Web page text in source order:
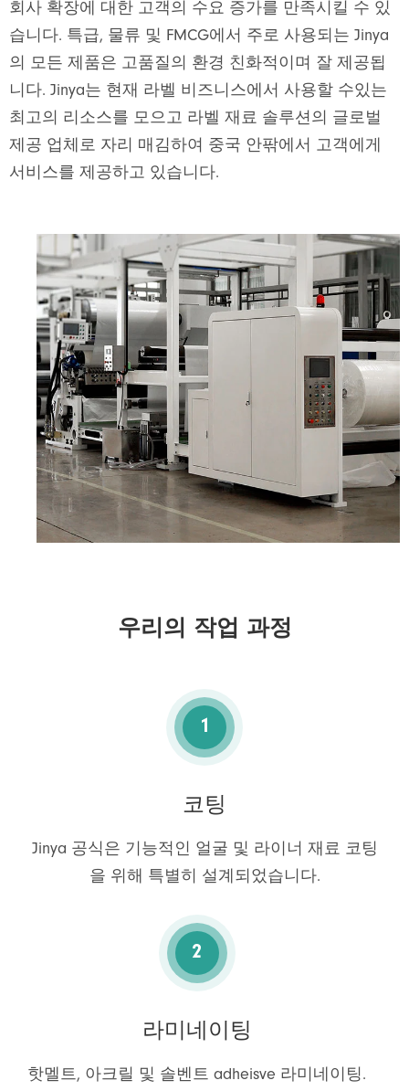
회사 확장에 대한 고객의 수요 증가를 만족시킬 수 있
습니다. 특급, 물류 및 FMCG에서 주로 사용되는 Jinya
의 모든 제품은 고품질의 환경 친화적이며 잘 제공됩
니다. Jinya는 현재 라벨 비즈니스에서 사용할 수있는
최고의 리소스를 모으고 라벨 재료 솔루션의 글로벌
제공 업체로 자리 매김하여 중국 안팎에서 고객에게
서비스를 제공하고 있습니다.
우리의 작업 과정
1
코팅
Jinya 공식은 기능적인 얼굴 및 라이너 재료 코팅
을 위해 특별히 설계되었습니다.
2
라미네이팅
핫멜트, 아크릴 및 솔벤트 adheisve 라미네이팅.